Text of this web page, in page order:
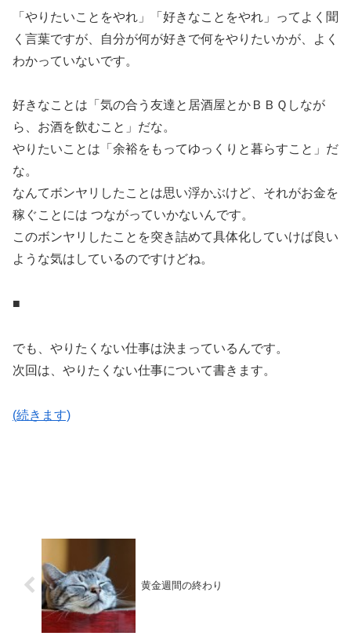
「やりたいことをやれ」「好きなことをやれ」ってよく聞
く言葉ですが、自分が何が好きで何をやりたいかが、よく
わかっていないです。
好きなことは「気の合う友達と居酒屋とかＢＢＱしなが
ら、お酒を飲むこと」だな。
やりたいことは「余裕をもってゆっくりと暮らすこと」だ
な。
なんてボンヤリしたことは思い浮かぶけど、それがお金を
稼ぐことには つながっていかないんです。
このボンヤリしたことを突き詰めて具体化していけば良い
ような気はしているのですけどね。
■
でも、やりたくない仕事は決まっているんです。
次回は、やりたくない仕事について書きます。
(続きます)
黄金週間の終わり